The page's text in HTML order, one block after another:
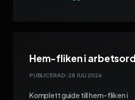
Hem-fliken i
PUBLICERAD: 28 JULI 2026
Komplett guide till hem-fliken i